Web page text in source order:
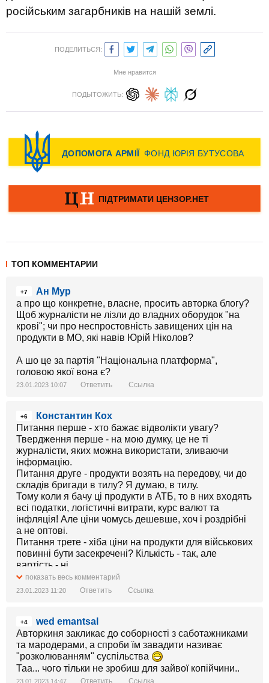
російським загарбників на нашій землі.
ПОДЕЛИТЬСЯ:
Мне нравится
ПОДЫТОЖИТЬ:
ТОП КОММЕНТАРИИ
+7
Ан Мур
а про що конкретне, власне, просить авторка блогу?
Щоб журналісти не лізли до владних оборудок "на
крові"; чи про неспростовність завищених цін на
продукти в МО, які навів Юрій Ніколов?
А шо це за партія "Національна платформа",
головою якої вона є?
23.01.2023 10:07 Ответить Ссылка
+6
Константин Кох
Питання перше - хто бажає відволікти увагу?
Твердження перше - на мою думку, це не ті
журналісти, яких можна використати, зливаючи
інформацію.
Питання друге - продукти возять на передову, чи до
складів бригади в тилу? Я думаю, в тилу.
Тому коли я бачу ці продукти в АТБ, то в них входять
всі податки, логістичні витрати, курс валют та
інфляція! Але ціни чомусь дешевше, хоч і роздрібні
а не оптові.
Питання трете - хіба ціни на продукти для військових
повинні бути засекречені? Кількість - так, але
вартість - ні.
Питання четверте - як проходять розслідування по
фітнес тренеру, що робить дороги в
призначення послом - це покарання?
Тому ні, не згоден.
показать весь комментарий
23.01.2023 11:20 Ответить Ссылка
+4
wed emantsal
Авторкиня закликає до соборності з саботажниками
та мародерами, а спроби їм завадити називає
"розколюванням" суспільства
Таа... чого тільки не зробиш для зайвої копійчини..
23.01.2023 14:47 Ответить Ссылка